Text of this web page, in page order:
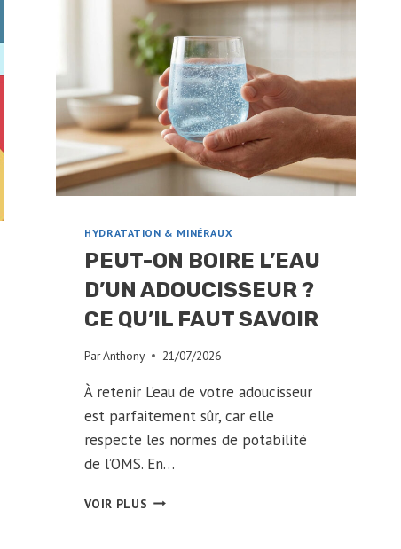
DANGER
RÉEL
OU
SOLUTION
POUR
VOTRE
SANTÉ
?
HYDRATATION & MINÉRAUX
PEUT-ON BOIRE L’EAU
D’UN ADOUCISSEUR ?
CE QU’IL FAUT SAVOIR
ParAnthony 21/07/2026
À retenir L’eau de votre adoucisseur
est parfaitement sûr, car elle
respecte les normes de potabilité
de l’OMS. En…
VOIR PLUS PEUT-